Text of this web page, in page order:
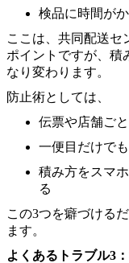
検品に時間が
ここは、共同配送セ
ポイントですが、積
なり変わります。
防止術としては、
伝票や店舗ご
一便目だけでも
積み方をスマ
る
この3つを癖づける
ます。
よくあるトラブル3